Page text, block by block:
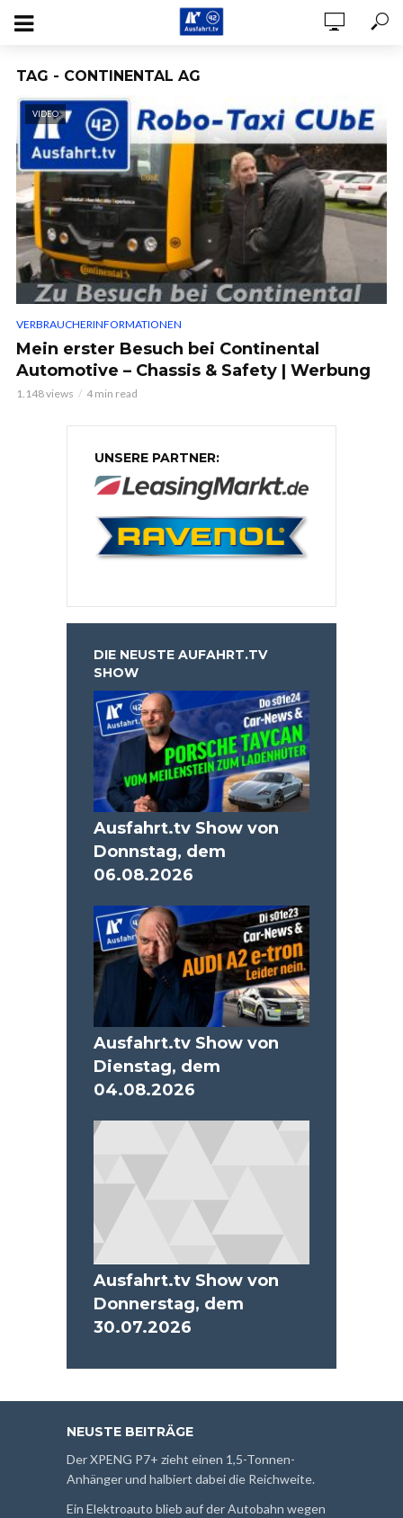
TAG - CONTINENTAL AG
VIDEO
VERBRAUCHERINFORMATIONEN
Mein erster Besuch bei Continental
Automotive – Chassis & Safety | Werbung
1.148 views 4 min read
UNSERE PARTNER:
DIE NEUSTE AUFAHRT.TV
SHOW
Ausfahrt.tv Show von
Donnstag, dem
06.08.2026
Ausfahrt.tv Show von
Dienstag, dem
04.08.2026
Ausfahrt.tv Show von
Donnerstag, dem
30.07.2026
NEUSTE BEITRÄGE
Der XPENG P7+ zieht einen 1,5-Tonnen-
Anhänger und halbiert dabei die Reichweite.
Ein Elektroauto blieb auf der Autobahn wegen